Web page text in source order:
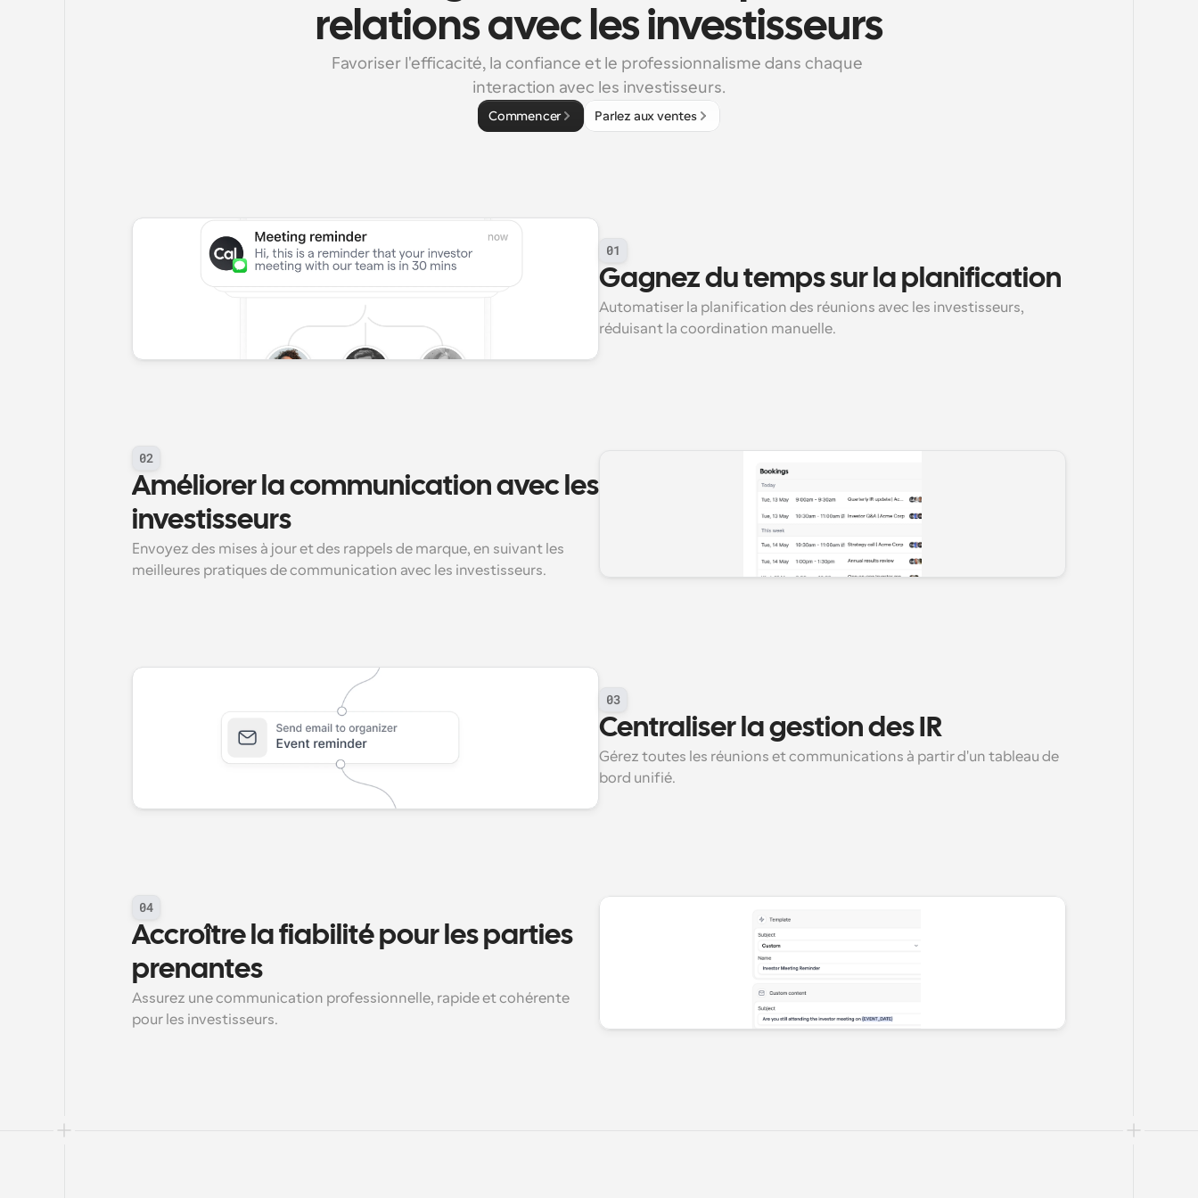
relations avec les investisseurs
Favoriser l'efficacité, la confiance et le professionnalisme dans chaque
interaction avec les investisseurs.
Commencer Parlez aux ventes
01
Gagnez du temps sur la planification
Automatiser la planification des réunions avec les investisseurs,
réduisant la coordination manuelle.
02
Améliorer la communication avec les
investisseurs
Envoyez des mises à jour et des rappels de marque, en suivant les
meilleures pratiques de communication avec les investisseurs.
03
Centraliser la gestion des IR
Gérez toutes les réunions et communications à partir d'un tableau de
bord unifié.
04
Accroître la fiabilité pour les parties
prenantes
Assurez une communication professionnelle, rapide et cohérente
pour les investisseurs.